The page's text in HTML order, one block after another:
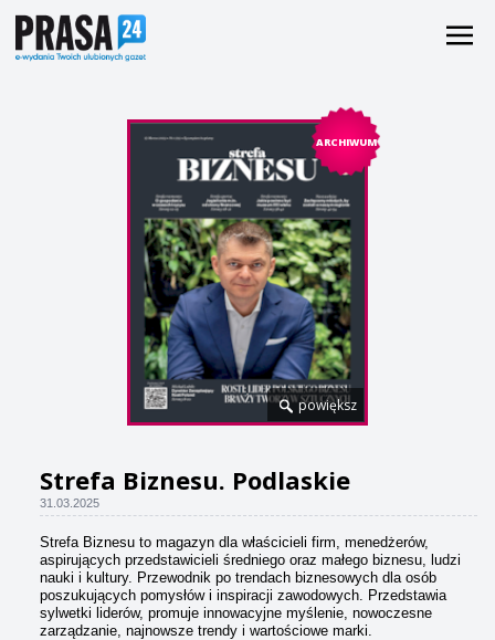
ARCHIWUM
powiększ
Strefa Biznesu. Podlaskie
31.03.2025
Strefa Biznesu to magazyn dla właścicieli firm, menedżerów,
aspirujących przedstawicieli średniego oraz małego biznesu, ludzi
nauki i kultury. Przewodnik po trendach biznesowych dla osób
poszukujących pomysłów i inspiracji zawodowych. Przedstawia
sylwetki liderów, promuje innowacyjne myślenie, nowoczesne
zarządzanie, najnowsze trendy i wartościowe marki.